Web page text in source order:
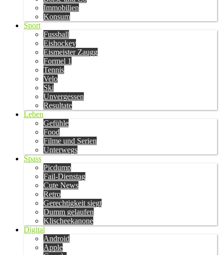
Immobilien
Konsum
Sport
Fussball
Eishockey
Eismeister Zaugg
Formel 1
Tennis
Velo
Ski
Unvergessen
Resultate
Leben
Gefühle
Food
Filme und Serien
Unterwegs
Spass
Picdump
Fail-Dienstag
Cute News
Retro
Gerechtigkeit siegt
Dumm gelaufen
Klischeekanone
Digital
Android
Apple